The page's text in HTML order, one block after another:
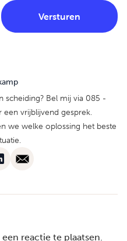
scheiding? Bel mij via 085 -
een vrijblijvend gesprek.
we welke oplossing het beste
reactie te plaatsen.